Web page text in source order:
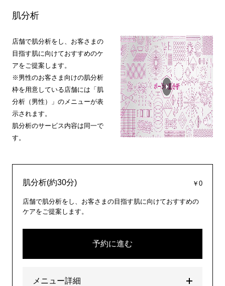
肌分析
店舗で肌分析をし、お客さまの
目指す肌に向けておすすめのケ
アをご提案します。
※男性のお客さま向けの肌分析
枠を用意している店舗には「肌
分析（男性）」のメニューが表
示されます。
肌分析のサービス内容は同一で
す。
肌分析(約30分) ￥0
店舗で肌分析をし、お客さまの目指す肌に向けておすすめの
ケアをご提案します。
予約に進む
メニュー詳細